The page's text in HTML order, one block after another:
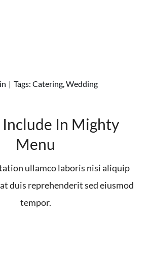
| Tags: Catering,Wedding
Include In Mighty
Menu
ullamco laboris nisi aliquip
duis reprehenderit sed eiusmod
tempor.